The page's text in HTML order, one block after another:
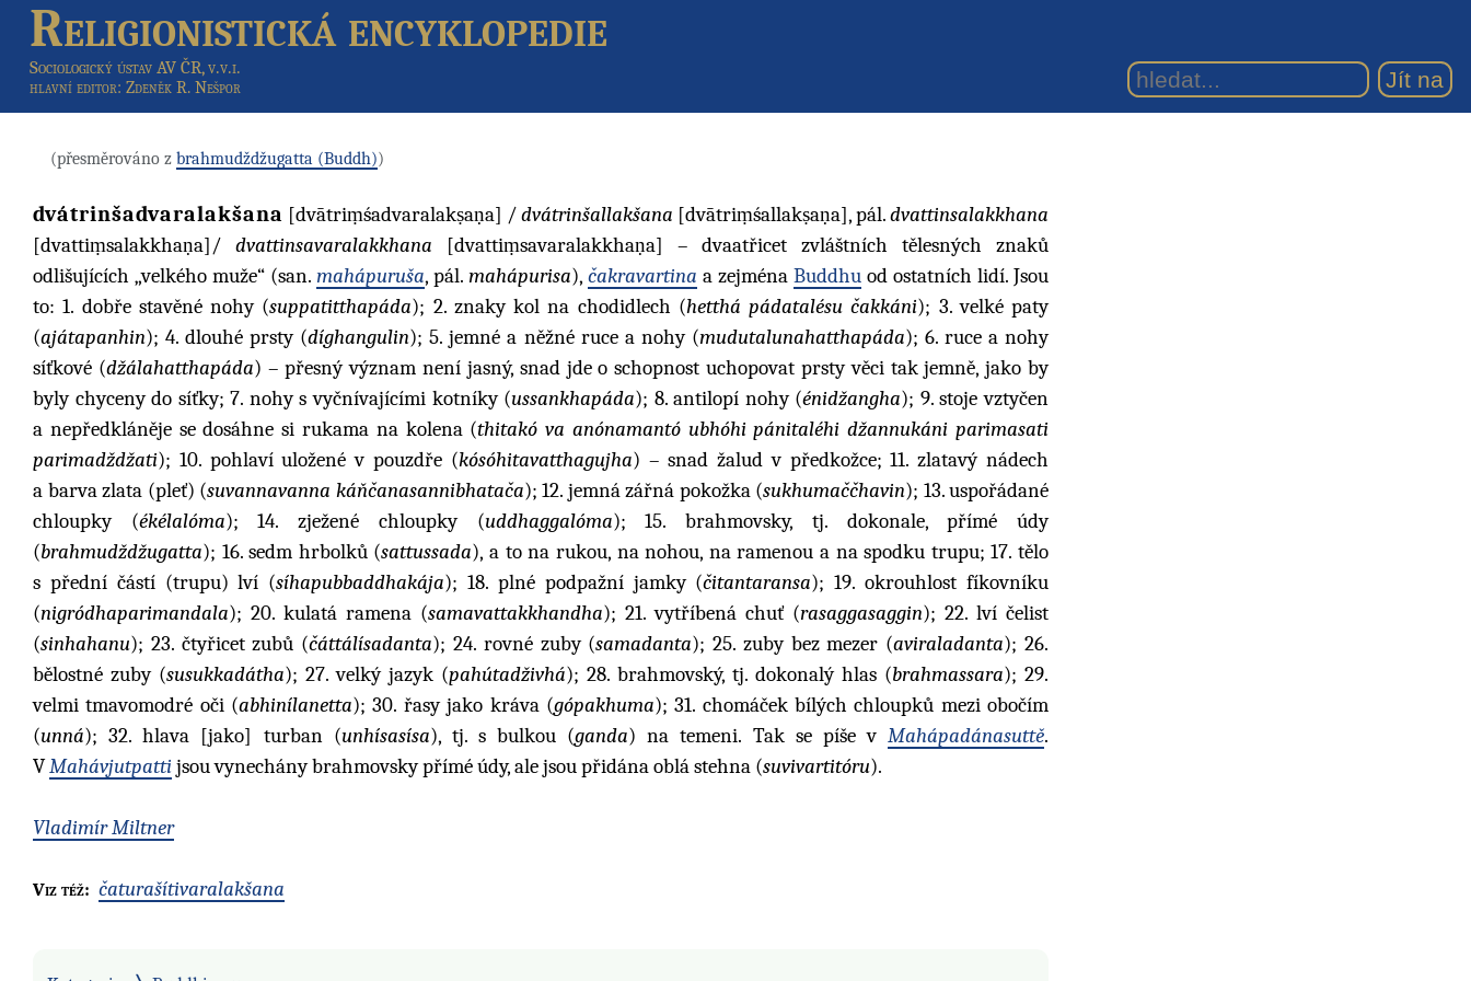
Religionistická encyklopedie
Sociologický ústav AV ČR, v.v.i.
hlavní editor: Zdeněk R. Nešpor
(přesměrováno z brahmudždžugatta (Buddh))
dvátrinšadvaralakšana [dvātriṃśadvaralakṣaṇa] /dvátrinšallakšana [dvātriṃśallakṣaṇa], pál.dvattinsalakkhana
[dvattiṃsalakkhaṇa]/ dvattinsavaralakkhana [dvattiṃsavaralakkhaṇa] – dvaatřicet zvláštních tělesných znaků
odlišujících „velkého muže“ (san. mahápuruša, pál. mahápurisa), čakravartina a zejména Buddhu od ostatních lidí. Jsou
to: 1. dobře stavěné nohy (suppatitthapáda); 2. znaky kol na chodidlech (hetthá pádatalésu čakkáni); 3. velké paty
(ajátapanhin); 4. dlouhé prsty (díghangulin); 5. jemné a něžné ruce a nohy (mudutalunahatthapáda); 6. ruce a nohy
síťkové (džálahatthapáda) – přesný význam není jasný, snad jde o schopnost uchopovat prsty věci tak jemně, jako by
byly chyceny do síťky; 7. nohy s vyčnívajícími kotníky (ussankhapáda); 8. antilopí nohy (énidžangha); 9. stoje vztyčen
a nepředkláněje se dosáhne si rukama na kolena (thitakó va anónamantó ubhóhi pánitaléhi džannukáni parimasati
parimadždžati); 10. pohlaví uložené v pouzdře (kósóhitavatthagujha) – snad žalud v předkožce; 11. zlatavý nádech
a barva zlata (pleť) (suvannavanna káňčanasannibhatača); 12. jemná zářná pokožka (sukhumaččhavin); 13. uspořádané
chloupky (ékélalóma); 14. zježené chloupky (uddhaggalóma); 15. brahmovsky, tj. dokonale, přímé údy
(brahmudždžugatta); 16. sedm hrbolků (sattussada), a to na rukou, na nohou, na ramenou a na spodku trupu; 17. tělo
s přední částí (trupu) lví (síhapubbaddhakája); 18. plné podpažní jamky (čitantaransa); 19. okrouhlost fíkovníku
(nigródhaparimandala); 20. kulatá ramena (samavattakkhandha); 21. vytříbená chuť (rasaggasaggin); 22. lví čelist
(sinhahanu); 23. čtyřicet zubů (čáttálísadanta); 24. rovné zuby (samadanta); 25. zuby bez mezer (aviraladanta); 26.
bělostné zuby (susukkadátha); 27. velký jazyk (pahútadživhá); 28. brahmovský, tj. dokonalý hlas (brahmassara); 29.
velmi tmavomodré oči (abhinílanetta); 30. řasy jako kráva (gópakhuma); 31. chomáček bílých chloupků mezi obočím
(unná); 32. hlava [jako] turban (unhísasísa), tj. s bulkou (ganda) na temeni. Tak se píše v Mahápadánasuttě.
VMahávjutpattijsou vynechány brahmovsky přímé údy, ale jsou přidána oblá stehna (suvivartitóru).
Vladimír Miltner
Viz též: čaturašítivaralakšana